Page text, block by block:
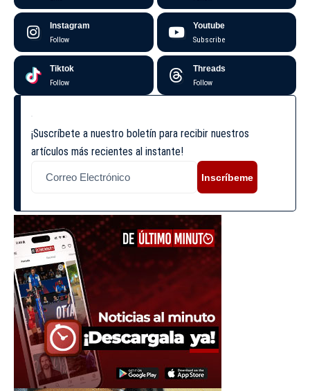
Instagram
Follow
Youtube
Subscribe
Tiktok
Follow
Threads
Follow
¡Suscríbete a nuestro boletín para recibir nuestros
artículos más recientes al instante!
Inscríbeme